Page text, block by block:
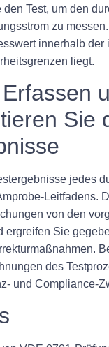
den Test, um den
zu
innerhalb der
liegt.
Sie
jedes
Leitfadens.
von den
ergreifen Sie
des
und Compliance-